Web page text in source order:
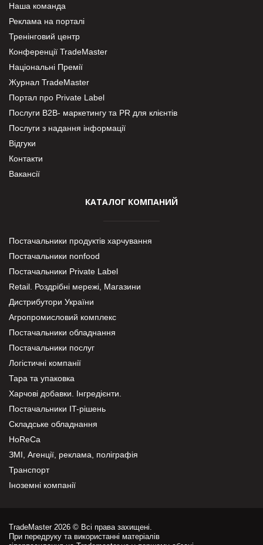
Наша команда
Реклама на порталі
Тренінговий центр
Конференції TradeMaster
Національні Премії
Журнал TradeMaster
Портал про Private Label
Послуги В2В- маркетингу та PR для клієнтів
Послуги з надання інформації
Відгуки
Контакти
Вакансії
КАТАЛОГ КОМПАНИЙ
Постачальники продуктів харчування
Постачальники nonfood
Постачальники Private Label
Retail. Роздрібні мережі, Магазини
Дистрибутори України
Агропромисловий комплекс
Постачальники обладнання
Постачальники послуг
Логістичні компанії
Тара та упаковка
Харчові добавки. Інгредієнти.
Постачальники IT-рішень
Складське обладнання
HoReCa
ЗМІ, Агенції, реклама, поліграфія
Транспорт
Іноземні компанії
TradeMaster 2026 © Всі права захищені.
При передруку та використанні матеріалів